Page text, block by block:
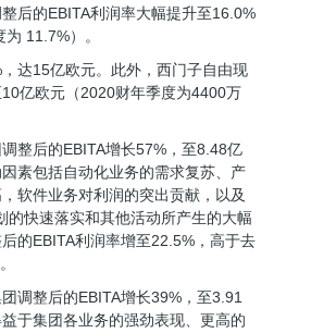
后的EBITA利润率大幅提升至16.0%
为 11.7%）。
达15亿欧元。此外，西门子自由现
亿欧元（2020财年季度为4400万
整后的EBITA增长57%，至8.48亿
素包括自动化业务的需求复苏、产
软件业务对利润的突出贡献，以及
的快速落实和其他活动所产生的大幅
的EBITA利润率增至22.5%，高于去
调整后的EBITA增长39%，至3.91
于集团各业务的强劲表现、更高的